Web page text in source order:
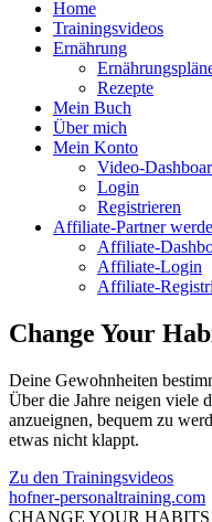
Home
Trainingsvideos
Ernährung
Rezepte
Mein Buch
Über mich
Mein Konto
Video-
Login
Registrieren
Affiliate-Partner
Affiliate-
Affiliate-Login
Affiliate-
Change Your
Deine Gewohnheiten
Über die Jahre neigen viele
anzueignen, bequem zu
etwas nicht klappt.
Zu den Trainingsvideos
hofner-personaltraining.com
CHANGE YOUR